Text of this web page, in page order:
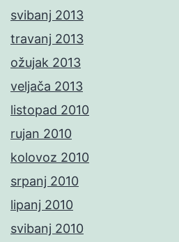
svibanj 2013
travanj 2013
ožujak 2013
veljača 2013
listopad 2010
rujan 2010
kolovoz 2010
srpanj 2010
lipanj 2010
svibanj 2010